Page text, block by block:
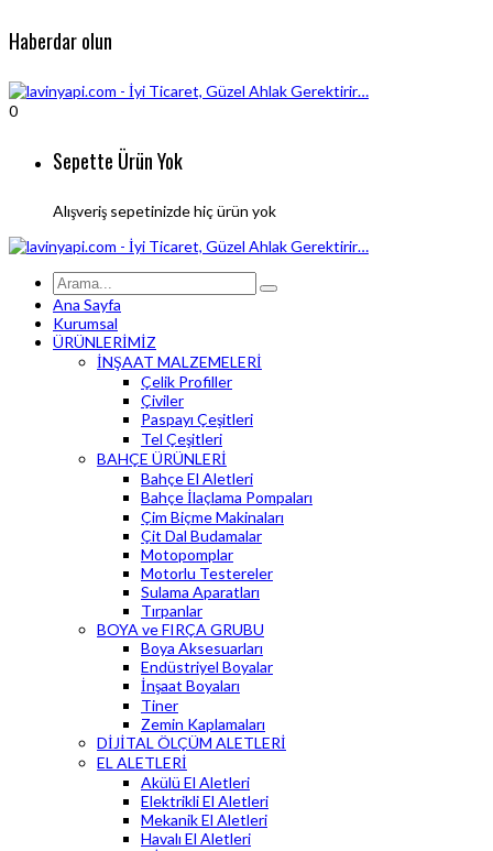
Haberdar olun
0
Sepette Ürün Yok
Alışveriş sepetinizde hiç ürün yok
Ana Sayfa
Kurumsal
ÜRÜNLERİMİZ
İNŞAAT MALZEMELERİ
Çelik Profiller
Çiviler
Paspayı Çeşitleri
Tel Çeşitleri
BAHÇE ÜRÜNLERİ
Bahçe El Aletleri
Bahçe İlaçlama Pompaları
Çim Biçme Makinaları
Çit Dal Budamalar
Motopomplar
Motorlu Testereler
Sulama Aparatları
Tırpanlar
BOYA ve FIRÇA GRUBU
Boya Aksesuarları
Endüstriyel Boyalar
İnşaat Boyaları
Tiner
Zemin Kaplamaları
DİJİTAL ÖLÇÜM ALETLERİ
EL ALETLERİ
Akülü El Aletleri
Elektrikli El Aletleri
Mekanik El Aletleri
Havalı El Aletleri